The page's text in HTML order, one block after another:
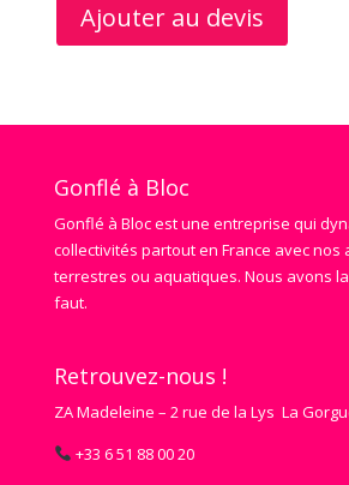
Ajouter au devis
Gonflé à Bloc
Gonflé à Bloc est une entreprise qui
collectivités partout en France avec nos
terrestres ou aquatiques. Nous avons
faut.
Retrouvez-nous !
ZA Madeleine – 2 rue de la Lys La
+33 6 51 88 00 20